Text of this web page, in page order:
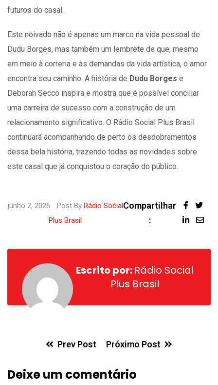
futuros do casal.
Este noivado não é apenas um marco na vida pessoal de
Dudu Borges, mas também um lembrete de que, mesmo
em meio à correria e às demandas da vida artística, o amor
encontra seu caminho. A história de Dudu Borges e
Deborah Secco inspira e mostra que é possível conciliar
uma carreira de sucesso com a construção de um
relacionamento significativo. O Rádio Social Plus Brasil
continuará acompanhando de perto os desdobramentos
dessa bela história, trazendo todas as novidades sobre
este casal que já conquistou o coração do público.
junho 2, 2026 Post By Rádio Social
Plus Brasil
Compartilhar
:
Escrito por: Rádio Social
Plus Brasil
Prev Post Próximo Post
Deixe um comentário